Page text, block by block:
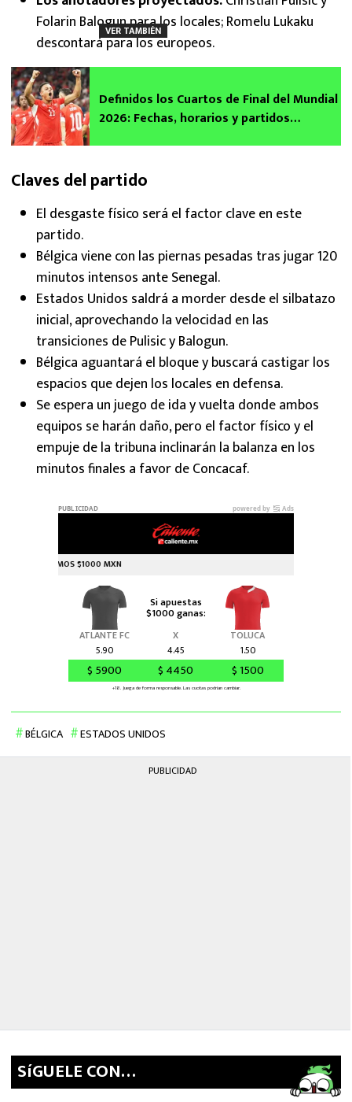
Folarin Balogun para los locales; Romelu Lukaku
descontará para los europeos.
VER TAMBIÉN
Definidos los Cuartos de Final del Mundial
2026: Fechas, horarios y partidos
Claves del partido
El desgaste físico será el factor clave en este
partido.
Bélgica viene con las piernas pesadas tras jugar 120
minutos intensos ante Senegal.
Estados Unidos saldrá a morder desde el silbatazo
inicial, aprovechando la velocidad en las
transiciones de Pulisic y Balogun.
Bélgica aguantará el bloque y buscará castigar los
espacios que dejen los locales en defensa.
Se espera un juego de ida y vuelta donde ambos
equipos se harán daño, pero el factor físico y el
empuje de la tribuna inclinarán la balanza en los
minutos finales a favor de Concacaf.
BÉLGICA ESTADOS UNIDOS
PUBLICIDAD
SíGUELE CON…